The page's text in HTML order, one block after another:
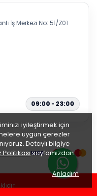
iyileştirmek için
uygun çerezler
Detaylı bilgiye
sayfamızdan
Anladım
İş Merkezi No: 51/Z01
09:00 - 23:00